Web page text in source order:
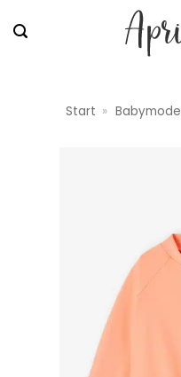
Inhalt
Start » Babymode